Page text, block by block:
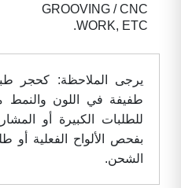
GROOVING / CNC
WORK, ETC.
يرجى الملاحظة: كحجر
طفيفة في اللون والنمط
للطلبات الكبيرة أو
بفحص الألواح الفعلية
الشحن.